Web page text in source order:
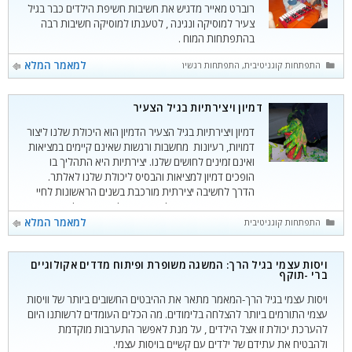
רוברט מאייר מדגיש את חשיבות חשיפת הילדים כבר בגיל
צעיר למוסיקה ונגינה , לטענתו למוסיקה חשיבות רבה
בהתפתחות המוח .
למאמר המלא
קטגוריות
התפתחות קוגניטיבית, התפתחות רגשית
דמיון ויצירתיות בגיל הצעיר
דמיון ויצירתיות בגיל הצעיר הדמיון הוא היכולת שלנו ליצור
דמויות, רעיונות מחשבות ורגשות שאינם קיימים במציאות
ואינם זמינים לחושים שלנו. יצירתיות היא התהליך בו
הופכים דמיון למציאות והבסיס ליכולת שלנו לאלתר.
הדרך לחשיבה יצירתית מורכבת בשנים הראשונות לחיי
התינוק, המחשבות שלו מחוברות למציאות של מה שהוא
רואה, חש וממשש. פיאז'ה תיאר זאת כ"חשיבה סנסו-
מוטורית"
למאמר המלא קטגוריות
התפתחות קוגניטיבית
ויסות עצמי בגיל הרך: המשגה משופרת ופיתוח מדדים אקולוגיים
ברי -תוקף
ויסות עצמי בגיל הרך-המאמר מתאר את ההיבטים החשובים ביותר של וויסות
עצמי התורמים ביותר להצלחה בלימודים. מה הכלים העומדים לרשותנו היום
להערכת יכולת זו אצל הילדים , על מנת לאפשר התערבות מוקדמת
ולהבטיח את עתידם של ילדים עם קשיים בויסות עצמי.